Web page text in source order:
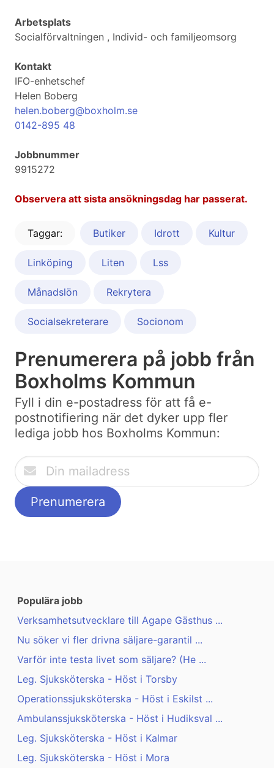
Arbetsplats
Socialförvaltningen , Individ- och familjeomsorg
Kontakt
IFO-enhetschef
Helen Boberg
helen.boberg@boxholm.se
0142-895 48
Jobbnummer
9915272
Observera att sista ansökningsdag har passerat.
Taggar: Butiker Idrott Kultur
Linköping Liten Lss
Månadslön Rekrytera
Socialsekreterare Socionom
Prenumerera på jobb från
Boxholms Kommun
Fyll i din e-postadress för att få e-
postnotifiering när det dyker upp fler
lediga jobb hos Boxholms Kommun:
Populära jobb
Verksamhetsutvecklare till Agape Gästhus ...
Nu söker vi fler drivna säljare-garantil ...
Varför inte testa livet som säljare? (He ...
Leg. Sjuksköterska - Höst i Torsby
Operationssjuksköterska - Höst i Eskilst ...
Ambulanssjuksköterska - Höst i Hudiksval ...
Leg. Sjuksköterska - Höst i Kalmar
Leg. Sjuksköterska - Höst i Mora